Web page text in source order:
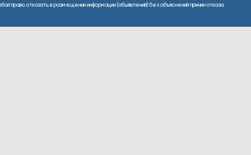
право отказать в размещении информации (объявлений) без объяснений причин отказа.